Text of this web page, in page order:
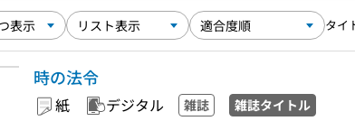
タイ
時の法令
紙 デジタル 雑誌 雑誌タイトル